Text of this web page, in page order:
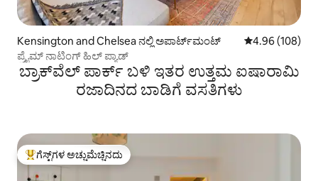
Kensington and Chelsea ನಲ್ಲಿ ಅಪಾರ್ಟ್‌ಮಂಟ್ 5 ರಲ್ಲಿ 4.96
4.96 (108)
ಪ್ರೈಮ್ ನಾಟಿಂಗ್ ಹಿಲ್ ಪ್ಯಾಡ್
ಬ್ರಾಕ್‌ವೆಲ್ ಪಾರ್ಕ್ ಬಳಿ ಇತರ ಉತ್ತಮ ಐಷಾರಾಮಿ
ರಜಾದಿನದ ಬಾಡಿಗೆ ವಸತಿಗಳು
ಗೆಸ್ಟ್‌ಗಳಿಗೆ ಅತಿ ಹೆಚ್ಚು ಅಚ್ಚುಮೆಚ್ಚಿನದು
ಗೆಸ್ಟ್‌ಗಳ ಅಚ್ಚುಮೆಚ್ಚಿನದು